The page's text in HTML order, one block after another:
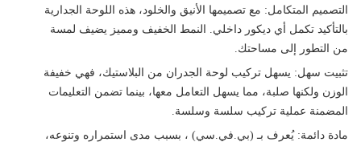
التصميم المتكامل : مع تصميمها الأنيق والخلود، هذه اللوحة الجدارية
بالتأكيد تكمل أي ديكور داخلي. النمط الخفيف ومميز يضيف لمسة
من التطور إلى مساحتك.
تثبيت سهل : يسهل تركيب لوحة الجدران من البلاستيك، فهي خفيفة
الوزن ولكنها صلبة، مما يسهل التعامل معها، بينما تضمن التعليمات
المضمنة عملية تركيب سلسة وسلسة.
مادة دائمة: يُعرف بـ (بي.في.سي) ، بسبب مدى استمراره وتنوعه،